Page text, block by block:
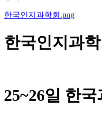
한국인지과학회.png
한국인지과
25~26일 한